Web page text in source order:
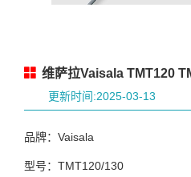
维萨拉Vaisala TMT120
更新时间:2025-03-13
品牌：Vaisala
型号：TMT120/130